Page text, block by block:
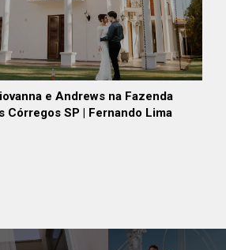
e Andrews na Fazenda
Córregos SP | Fernando Lima